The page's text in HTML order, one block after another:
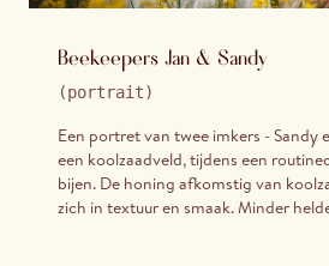
Beekeepers Jan & Sandy
(portrait)
Een portret van twee imkers - Sandy
een koolzaadveld, tijdens een
bijen. De honing afkomstig van
zich in textuur en smaak. Minder